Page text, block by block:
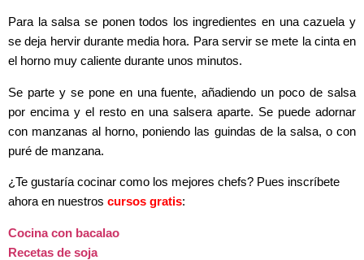
Para la salsa se ponen todos los ingredientes en una cazuela y
se deja hervir durante media hora. Para servir se mete la cinta en
el horno muy caliente durante unos minutos.
Se parte y se pone en una fuente, añadiendo un poco de salsa
por encima y el resto en una salsera aparte. Se puede adornar
con manzanas al horno, poniendo las guindas de la salsa, o con
puré de manzana.
¿Te gustaría cocinar como los mejores chefs? Pues inscríbete
ahora en nuestros cursos gratis:
Cocina con bacalao
Recetas de soja